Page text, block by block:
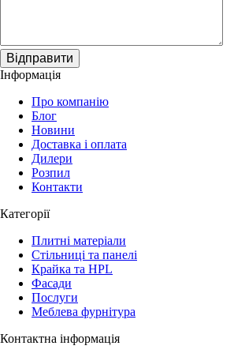
Відправити
Інформація
Про компанію
Блог
Новини
Доставка і оплата
Дилери
Розпил
Контакти
Категорії
Плитні матеріали
Стільниці та панелі
Крайка та HPL
Фасади
Послуги
Меблева фурнітура
Контактна інформація